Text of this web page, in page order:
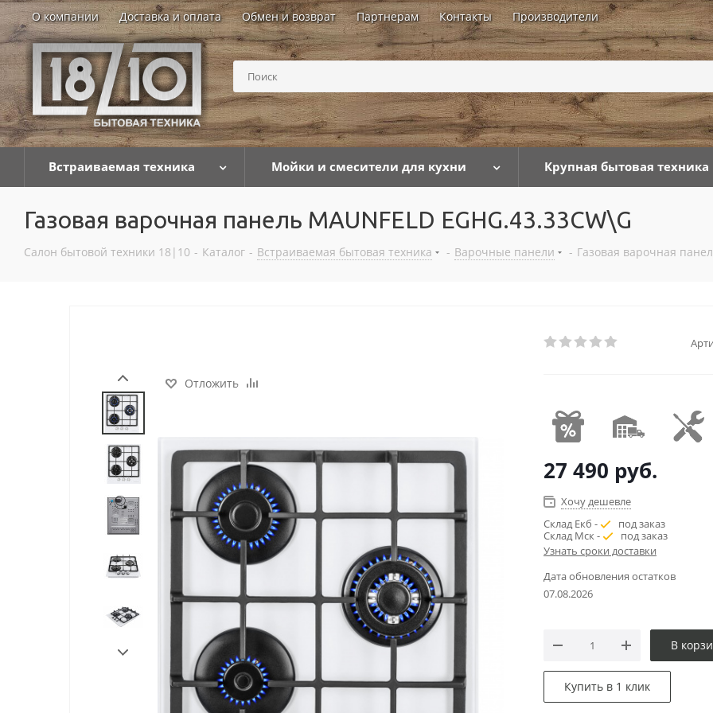
О компании Доставка и оплата Обмен и возврат Партнерам Контакты Производители ...
Встраиваемая техника Мойки и смесители для кухни Крупная бытовая техника
Газовая варочная панель MAUNFELD EGHG.43.33CW\G
Салон бытовой техники 18|10 - Каталог - Встраиваемая бытовая техника - Варочные панели - Газовая варочная
Отложить
27 490 руб.
Хочу дешевле
Склад Екб -
под заказ
Склад Мск -
под заказ
Узнать сроки доставки
Дата обновления остатков
07.08.2026
В
Купить в 1 клик